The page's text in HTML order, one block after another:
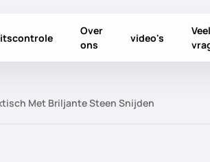
Over
ons
video's
Met Briljante Steen Snijden